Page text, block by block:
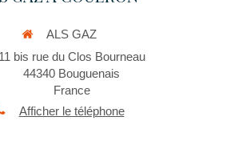
ALS GAZ
11 bis rue du Clos Bourneau
44340 Bouguenais
France
Afficher le téléphone